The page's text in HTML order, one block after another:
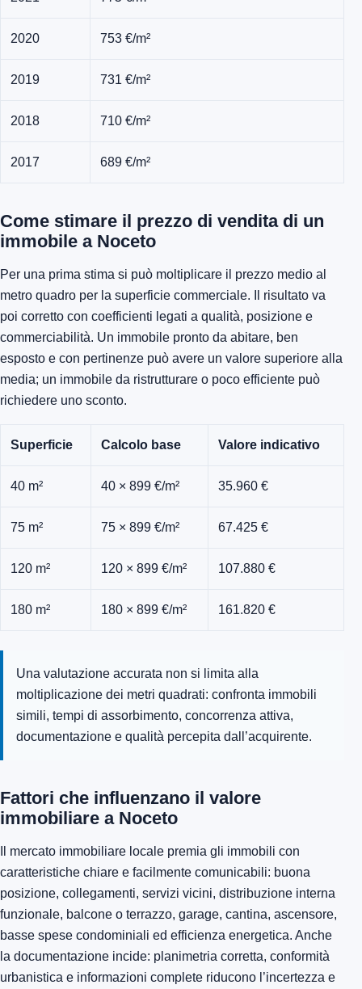
2020 753 €/m²
2019 731 €/m²
2018 710 €/m²
2017 689 €/m²
Come stimare il prezzo di vendita di un
immobile a Noceto
Per una prima stima si può moltiplicare il prezzo medio al
metro quadro per la superficie commerciale. Il risultato va
poi corretto con coefficienti legati a qualità, posizione e
commerciabilità. Un immobile pronto da abitare, ben
esposto e con pertinenze può avere un valore superiore alla
media; un immobile da ristrutturare o poco efficiente può
richiedere uno sconto.
Superficie Calcolo base Valore indicativo
40 m² 40 × 899 €/m² 35.960 €
75 m² 75 × 899 €/m² 67.425 €
120 m² 120 × 899 €/m² 107.880 €
180 m² 180 × 899 €/m² 161.820 €
Una valutazione accurata non si limita alla
moltiplicazione dei metri quadrati: confronta immobili
simili, tempi di assorbimento, concorrenza attiva,
documentazione e qualità percepita dall’acquirente.
Fattori che influenzano il valore
immobiliare a Noceto
Il mercato immobiliare locale premia gli immobili con
caratteristiche chiare e facilmente comunicabili: buona
posizione, collegamenti, servizi vicini, distribuzione interna
funzionale, balcone o terrazzo, garage, cantina, ascensore,
basse spese condominiali ed efficienza energetica. Anche
la documentazione incide: planimetria corretta, conformità
urbanistica e informazioni complete riducono l’incertezza e